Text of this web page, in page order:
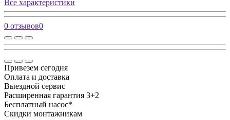
Все характеристики
0 отзывов0
Привезем сегодня
Оплата и доставка
Выездной сервис
Расширенная гарантия 3+2
Бесплатный насос*
Скидки монтажникам